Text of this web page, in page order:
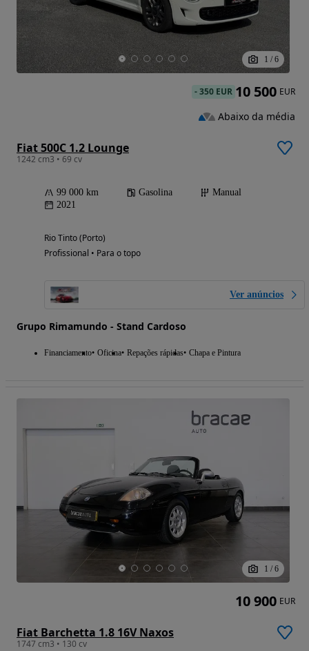
1 / 6
Fiat 500C 1.2 Lounge
1242 cm3 • 69 cv
99 000 km Gasolina
Manual
2021
Rio Tinto (Porto)
Profissional • Para o topo
Ver anúncios
Grupo Rimamundo - Stand Cardoso
Financiamento Oficina Repações rápidas Chapa e Pintura
-350 EUR 10 500 EUR
Abaixo da média
1 / 6
Fiat Barchetta 1.8 16V Naxos
1747 cm3 • 130 cv
10 900 EUR